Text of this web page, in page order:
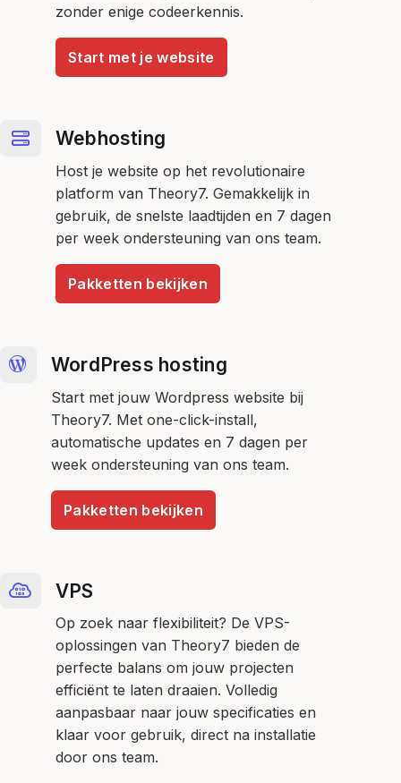
zonder enige codeerkennis.
Start met je website
Webhosting
Host je website op het revolutionaire
platform van Theory7. Gemakkelijk in
gebruik, de snelste laadtijden en 7 dagen
per week ondersteuning van ons team.
Pakketten bekijken
WordPress hosting
Start met jouw Wordpress website bij
Theory7. Met one-click-install,
automatische updates en 7 dagen per
week ondersteuning van ons team.
Pakketten bekijken
VPS
Op zoek naar flexibiliteit? De VPS-
oplossingen van Theory7 bieden de
perfecte balans om jouw projecten
efficiënt te laten draaien. Volledig
aanpasbaar naar jouw specificaties en
klaar voor gebruik, direct na installatie
door ons team.